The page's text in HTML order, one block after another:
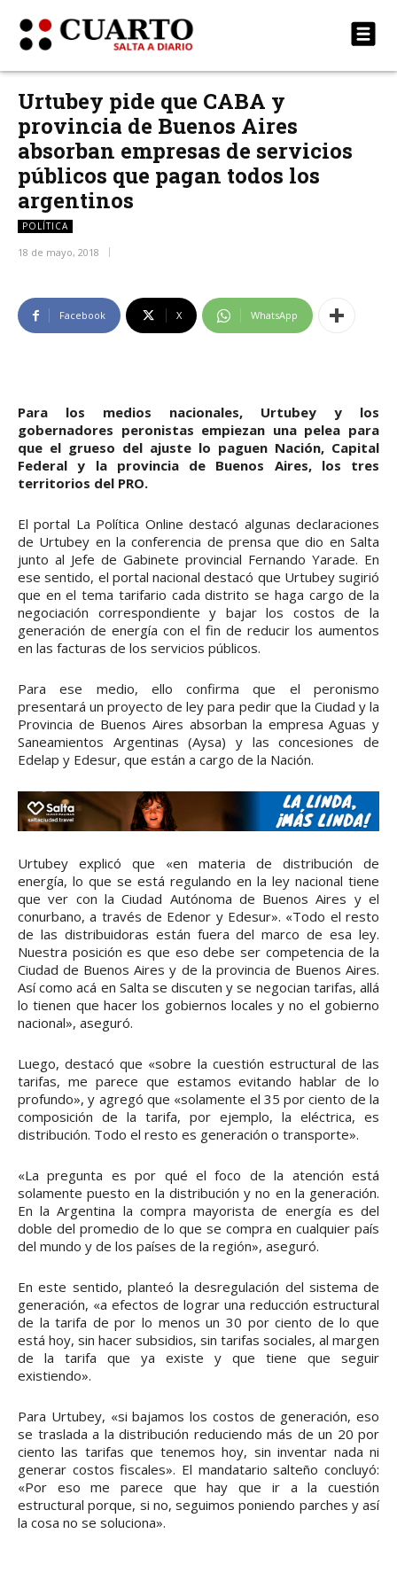
Urtubey pide que CABA y
provincia de Buenos Aires
absorban empresas de servicios
públicos que pagan todos los
argentinos
POLÍTICA
18 de mayo, 2018
Facebook X WhatsApp
Para los medios nacionales, Urtubey y los
gobernadores peronistas empiezan una pelea para
que el grueso del ajuste lo paguen Nación, Capital
Federal y la provincia de Buenos Aires, los tres
territorios del PRO.
El portal La Política Online destacó algunas declaraciones
de Urtubey en la conferencia de prensa que dio en Salta
junto al Jefe de Gabinete provincial Fernando Yarade. En
ese sentido, el portal nacional destacó que Urtubey sugirió
que en el tema tarifario cada distrito se haga cargo de la
negociación correspondiente y bajar los costos de la
generación de energía con el fin de reducir los aumentos
en las facturas de los servicios públicos.
Para ese medio, ello confirma que el peronismo
presentará un proyecto de ley para pedir que la Ciudad y la
Provincia de Buenos Aires absorban la empresa Aguas y
Saneamientos Argentinas (Aysa) y las concesiones de
Edelap y Edesur, que están a cargo de la Nación.
Urtubey explicó que «en materia de distribución de
energía, lo que se está regulando en la ley nacional tiene
que ver con la Ciudad Autónoma de Buenos Aires y el
conurbano, a través de Edenor y Edesur». «Todo el resto
de las distribuidoras están fuera del marco de esa ley.
Nuestra posición es que eso debe ser competencia de la
Ciudad de Buenos Aires y de la provincia de Buenos Aires.
Así como acá en Salta se discuten y se negocian tarifas, allá
lo tienen que hacer los gobiernos locales y no el gobierno
nacional», aseguró.
Luego, destacó que «sobre la cuestión estructural de las
tarifas, me parece que estamos evitando hablar de lo
profundo», y agregó que «solamente el 35 por ciento de la
composición de la tarifa, por ejemplo, la eléctrica, es
distribución. Todo el resto es generación o transporte».
«La pregunta es por qué el foco de la atención está
solamente puesto en la distribución y no en la generación.
En la Argentina la compra mayorista de energía es del
doble del promedio de lo que se compra en cualquier país
del mundo y de los países de la región», aseguró.
En este sentido, planteó la desregulación del sistema de
generación, «a efectos de lograr una reducción estructural
de la tarifa de por lo menos un 30 por ciento de lo que
está hoy, sin hacer subsidios, sin tarifas sociales, al margen
de la tarifa que ya existe y que tiene que seguir
existiendo».
Para Urtubey, «si bajamos los costos de generación, eso
se traslada a la distribución reduciendo más de un 20 por
ciento las tarifas que tenemos hoy, sin inventar nada ni
generar costos fiscales». El mandatario salteño concluyó:
«Por eso me parece que hay que ir a la cuestión
estructural porque, si no, seguimos poniendo parches y así
la cosa no se soluciona».